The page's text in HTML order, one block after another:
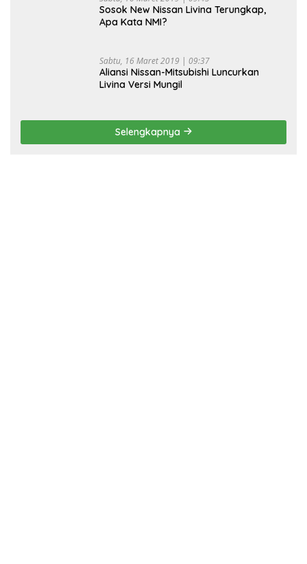
Sosok New Nissan Livina Terungkap,
Apa Kata NMI?
Sabtu, 16 Maret 2019 | 09:37
Aliansi Nissan-Mitsubishi Luncurkan
Livina Versi Mungil
Selengkapnya